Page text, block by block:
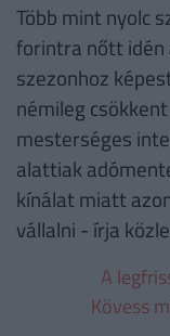
Több mint nyolc
forintra nőtt idén
szezonhoz
némileg
mesterséges
alattiak
kínálat miatt
vállalni - írja
A
Kövess